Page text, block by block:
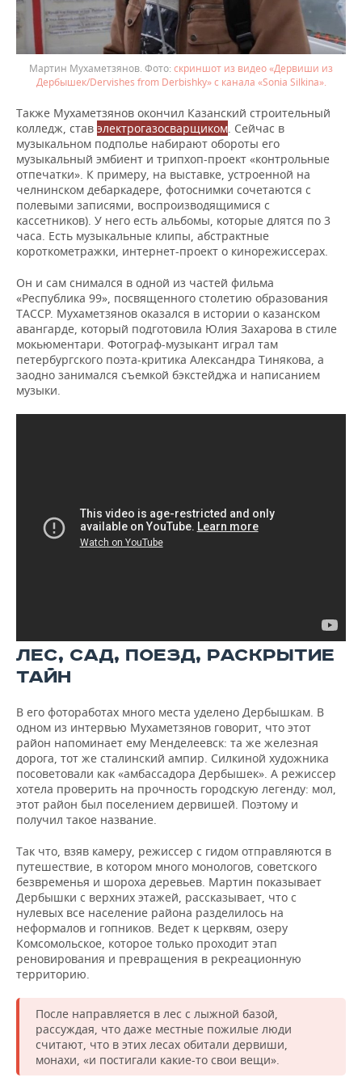
Мартин Мухаметзянов.
скриншот из видео «Дервиши из
Дербышек/Dervishes from Derbishky» с канала «Sonia Silkina».
Также Мухаметзянов окончил Казанский строительный
колледж, став электрогазосварщиком. Сейчас в
музыкальном подполье набирают обороты его
музыкальный эмбиент и трипхоп-проект «контрольные
отпечатки». К примеру, на выставке, устроенной на
челнинском дебаркадере, фотоснимки сочетаются с
полевыми записями, воспроизводящимися с
кассетников). У него есть альбомы, которые длятся по 3
часа. Есть музыкальные клипы, абстрактные
короткометражки, интернет-проект о кинорежиссерах.
Он и сам снимался в одной из частей фильма
«Республика 99», посвященного столетию образования
ТАССР. Мухаметзянов оказался в истории о казанском
авангарде, который подготовила Юлия Захарова в стиле
мокьюментари. Фотограф-музыкант играл там
петербургского поэта-критика Александра Тинякова, а
заодно занимался съемкой бэкстейджа и написанием
музыки.
ЛЕС, САД, ПОЕЗД, РАСКРЫТИЕ
ТАЙН
В его фотоработах много места уделено Дербышкам. В
одном из интервью Мухаметзянов говорит, что этот
район напоминает ему Менделеевск: та же железная
дорога, тот же сталинский ампир. Силкиной художника
посоветовали как «амбассадора Дербышек». А режиссер
хотела проверить на прочность городскую легенду: мол,
этот район был поселением дервишей. Поэтому и
получил такое название.
Так что, взяв камеру, режиссер с гидом отправляются в
путешествие, в котором много монологов, советского
безвременья и шороха деревьев. Мартин показывает
Дербышки с верхних этажей, рассказывает, что с
нулевых все население района разделилось на
неформалов и гопников. Ведет к церквям, озеру
Комсомольское, которое только проходит этап
реновирования и превращения в рекреационную
территорию.
После направляется в лес с лыжной базой,
рассуждая, что даже местные пожилые люди
считают, что в этих лесах обитали дервиши,
монахи, «и постигали какие-то свои вещи».